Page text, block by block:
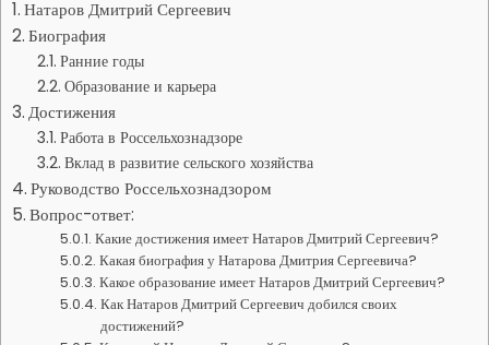
Натаров Дмитрий Сергеевич
Биография
Ранние годы
Образование и карьера
Достижения
Работа в Россельхознадзоре
Вклад в развитие сельского хозяйства
Руководство Россельхознадзором
Вопрос-ответ:
Какие достижения имеет Натаров Дмитрий Сергеевич?
Какая биография у Натарова Дмитрия Сергеевича?
Какое образование имеет Натаров Дмитрий Сергеевич?
Как Натаров Дмитрий Сергеевич добился своих
достижений?